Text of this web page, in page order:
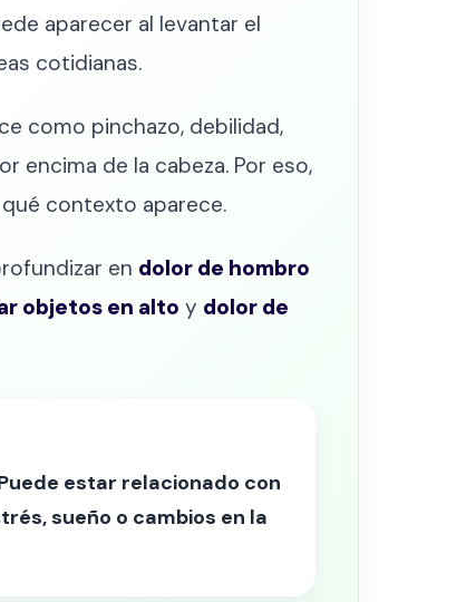
aparecer al levantar el
cotidianas.
como pinchazo, debilidad,
encima de la cabeza. Por eso,
contexto aparece.
en dolor de hombro
objetos en alto y dolor de
estar relacionado con
sueño o cambios en la